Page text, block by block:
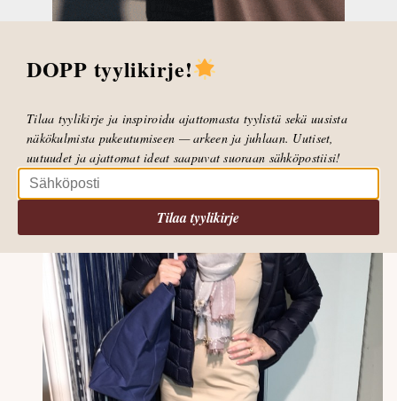
hihansuissa.
DOPP tyylikirje!
Tilaa tyylikirje ja inspiroidu ajattomasta tyylistä sekä uusista
näkökulmista pukeutumiseen — arkeen ja juhlaan. Uutiset,
uutuudet ja ajattomat ideat saapuvat suoraan sähköpostiisi!
Tilaa tyylikirje